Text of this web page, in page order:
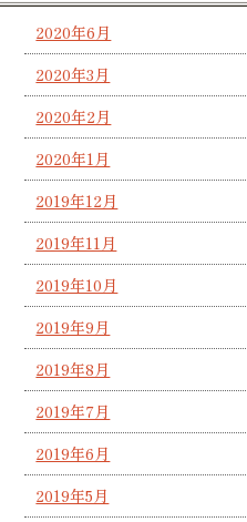
2020年6月
2020年3月
2020年2月
2020年1月
2019年12月
2019年11月
2019年10月
2019年9月
2019年8月
2019年7月
2019年6月
2019年5月